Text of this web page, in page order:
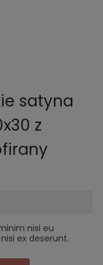
satyna
z
nisi eu
ex deserunt.